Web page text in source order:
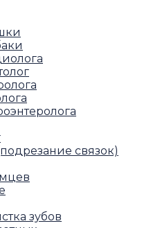
связок)
зубов